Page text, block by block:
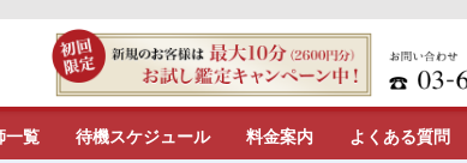
一覧 待機スケジュール 料金案内 よくある質問